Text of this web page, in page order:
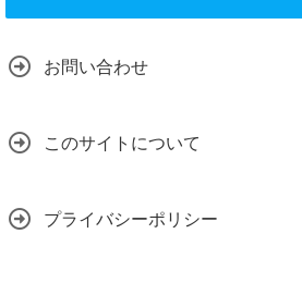
お問い合わせ
このサイトについて
プライバシーポリシー